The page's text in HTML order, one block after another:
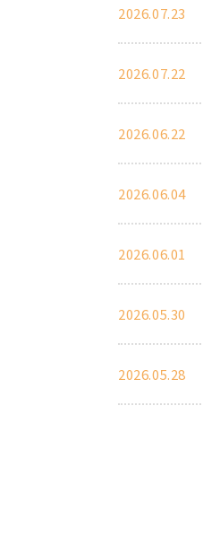
2026.07.23
2026.07.22
2026.06.22
2026.06.04
2026.06.01
2026.05.30
2026.05.28